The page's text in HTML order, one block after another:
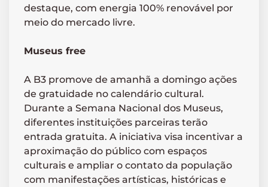
destaque, com energia 100% renovável por
meio do mercado livre.
Museus free
A B3 promove de amanhã a domingo ações
de gratuidade no calendário cultural.
Durante a Semana Nacional dos Museus,
diferentes instituições parceiras terão
entrada gratuita. A iniciativa visa incentivar a
aproximação do público com espaços
culturais e ampliar o contato da população
com manifestações artísticas, históricas e